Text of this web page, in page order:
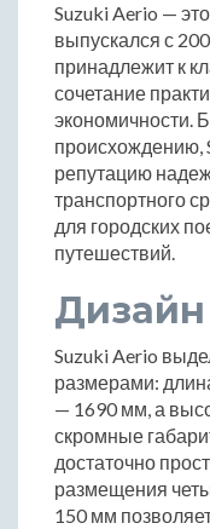
Suzuki Aerio —
выпускался с
принадлежит к
сочетание
экономичности.
происхождению,
репутацию
транспортного
для городских
путешествий.
Suzuki Aerio
размерами:
— 1690 мм, а
скромные
достаточно
размещения
150 мм